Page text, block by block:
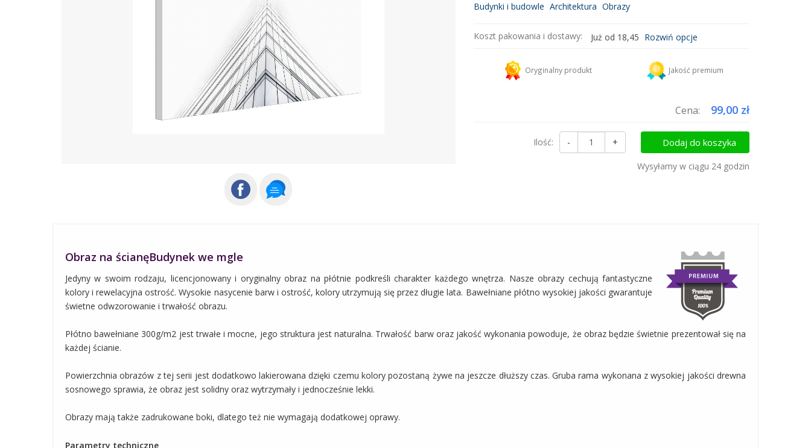
Budynki i budowle Architektura Obrazy
Koszt pakowania i dostawy: Już od 18,45 Rozwiń opcje
Kurier DHL
Dodaj więcej produktów do koszyka i zapłać za wysyłkę tylko raz!
Oryginalny produkt Jakość premium
Cena: 99,00 zł
Dodaj do koszyka
Ilość: - +
Wysyłamy w ciągu 24 godzin
Obraz na ścianęBudynek we mgle
Jedyny w swoim rodzaju, licencjonowany i oryginalny obraz na płótnie podkreśli charakter każdego wnętrza. Nasze obrazy cechują fantastyczne
kolory i rewelacyjna ostrość. Wysokie nasycenie barw i ostrość, kolory utrzymują się przez długie lata. Bawełniane płótno wysokiej jakości gwarantuje
świetne odwzorowanie i trwałość obrazu.
Płótno bawełniane 300g/m2 jest trwałe i mocne, jego struktura jest naturalna. Trwałość barw oraz jakość wykonania powoduje, że obraz będzie świetnie prezentował się na
każdej ścianie.
Powierzchnia obrazów z tej serii jest dodatkowo lakierowana dzięki czemu kolory pozostaną żywe na jeszcze dłuższy czas. Gruba rama wykonana z wysokiej jakości drewna
sosnowego sprawia, że obraz jest solidny oraz wytrzymały i jednocześnie lekki.
Obrazy mają także zadrukowane boki, dlatego też nie wymagają dodatkowej oprawy.
Parametry techniczne